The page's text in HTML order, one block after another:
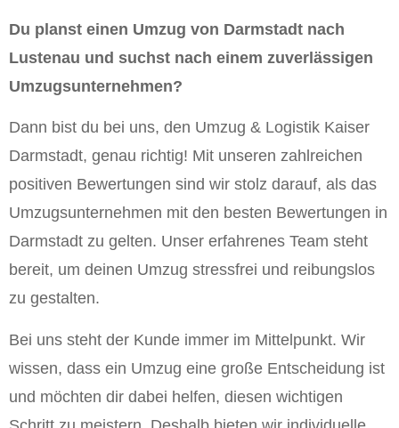
Du planst einen Umzug von Darmstadt nach
Lustenau und suchst nach einem zuverlässigen
Umzugsunternehmen?
Dann bist du bei uns, den Umzug & Logistik Kaiser
Darmstadt, genau richtig! Mit unseren zahlreichen
positiven Bewertungen sind wir stolz darauf, als das
Umzugsunternehmen mit den besten Bewertungen in
Darmstadt zu gelten. Unser erfahrenes Team steht
bereit, um deinen Umzug stressfrei und reibungslos
zu gestalten.
Bei uns steht der Kunde immer im Mittelpunkt. Wir
wissen, dass ein Umzug eine große Entscheidung ist
und möchten dir dabei helfen, diesen wichtigen